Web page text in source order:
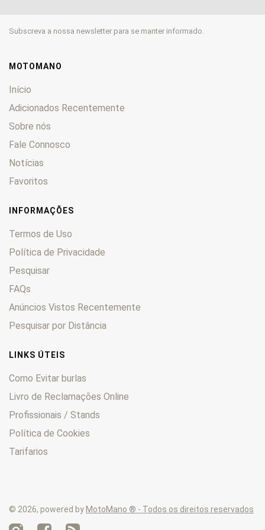
520 0
530 0
600
620 0
625
640 0
660
690
950 0
1190 0
1290 0
Adventure
Baja 0
Bora
Comet 0
Duke 0
Enduro 0
EXC 0
Foxi 0
Freeride
Incas 0
0
Subscreva a nossa newsletter para se manter informado.
MOTOMANO
Início
Adicionados Recentemente
Sobre nós
Fale Connosco
Notícias
Favoritos
INFORMAÇÕES
Termos de Uso
Política de Privacidade
Pesquisar
FAQs
Anúncios Vistos Recentemente
Pesquisar por Distância
LINKS ÚTEIS
Como Evitar burlas
Livro de Reclamações Online
Profissionais / Stands
Política de Cookies
Tarifarios
© 2026, powered by MotoMano ® - Todos os direitos reservados